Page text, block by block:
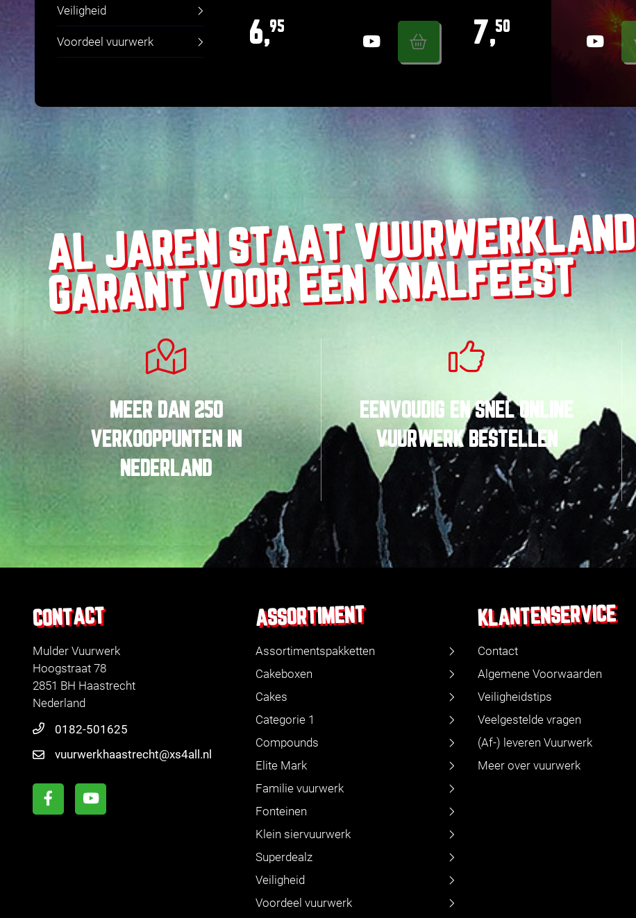
Veiligheid
Voordeel vuurwerk 6,95 7,50
AL JAREN STAAT VUURWERKLAND
GARANT VOOR EEN KNALFEEST
MEER DAN 250
VERKOOPPUNTEN
IN
NEDERLAND
EENVOUDIG ENSNELONLINE
VUURWERK BESTELLEN
CONTACT
Mulder Vuurwerk
Hoogstraat 78
2851 BH Haastrecht
Nederland
0182-501625
vuurwerkhaastrecht@xs4all.nl
ASSORTIMENT
Assortimentspakketten
Cakeboxen
Cakes
Categorie 1
Compounds
Elite Mark
Familie vuurwerk
Fonteinen
Klein siervuurwerk
Superdealz
Veiligheid
Voordeel vuurwerk
KLANTENSERVICE
Contact
Algemene Voorwaarden
Veiligheidstips
Veelgestelde vragen
(Af-) leveren Vuurwerk
Meer over vuurwerk